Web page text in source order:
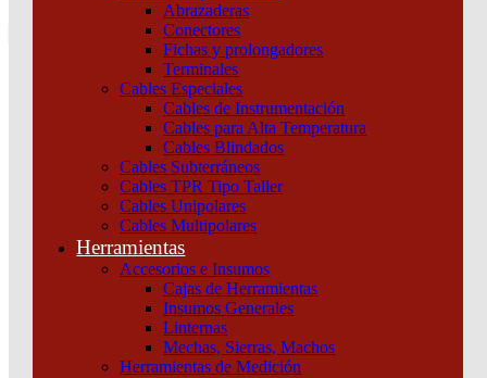
Abrazaderas
Conectores
Fichas y prolongadores
Terminales
Cables Especiales
Cables de Instrumentación
Cables para Alta Temperatura
Cables Blindados
Cables Subterráneos
Cables TPR Tipo Taller
Cables Unipolares
Cables Multipolares
Herramientas
Accesorios e Insumos
Cajas de Herramientas
Insumos Generales
Linternas
Mechas, Sierras, Machos
Herramientas de Medición
Maniobra y Protección/Dispositivos de
Termomagnéticas y diferenciales
Termomagnético Easy9 1P 25A 4,5KA Curva C Schneider